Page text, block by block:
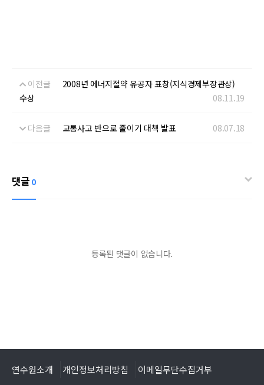
이전글
2008년 에너지절약 유공자 표창(지식경제부장관상)
수상
08.11.19
다음글 교통사고 반으로 줄이기 대책 발표 08.07.18
댓글 0
등록된 댓글이 없습니다.
연수원소개 개인정보처리방침 이메일무단수집거부